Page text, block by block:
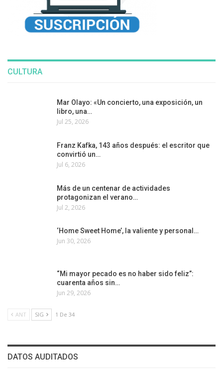
CULTURA
Mar Olayo: «Un concierto, una exposición, un
libro, una…
Jul 25, 2026
Franz Kafka, 143 años después: el escritor que
convirtió un…
Jul 6, 2026
Más de un centenar de actividades
protagonizan el verano…
Jul 2, 2026
‘Home Sweet Home’, la valiente y personal…
Jun 30, 2026
“Mi mayor pecado es no haber sido feliz”:
cuarenta años sin…
Jun 29, 2026
ANT SIG 1 De 34
DATOS AUDITADOS